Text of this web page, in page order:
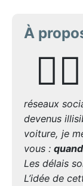
À
🙋‍♂️
réseaux
devenus
voiture, je
vous :
Les délais
L’idée de